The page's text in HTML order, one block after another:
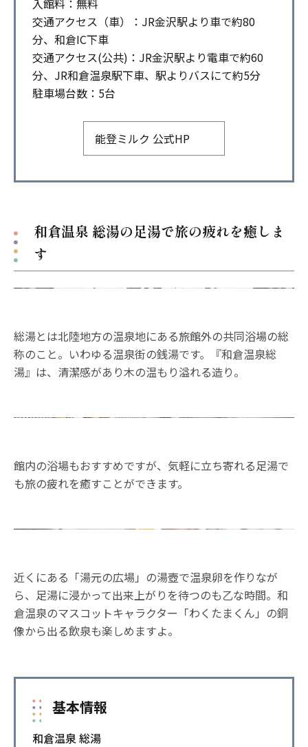
入館料：無料
交通アクセス（車）：JR金沢駅より車で約80
分、和倉IC下車
交通アクセス(公共)：JR金沢駅より電車で約60
分、JR和倉温泉駅下車、駅よりバスにて約5分
駐車場台数：5台
能登ミルク 公式HP
和倉温泉 総湯の足湯で旅の疲れを癒しま
す
総湯とは北陸地方の温泉地にある旅館外の共同浴場の総
称のこと。いわゆる温泉街の銭湯です。『和倉温泉総
湯』は、清潔感があり木の温もり溢れる造り。
館内の浴場もおすすめですが、気軽に立ち寄れる足湯で
も旅の疲れを癒すことができます。
近くにある「湯元の広場」の湯壺で温泉卵を作りなが
ら、足湯に浸かって出来上がりを待つのも乙な時間。和
倉温泉のマスコットキャラクター「わくたまくん」の銅
像から出る飲泉も楽しめますよ。
基本情報
和倉温泉 総湯